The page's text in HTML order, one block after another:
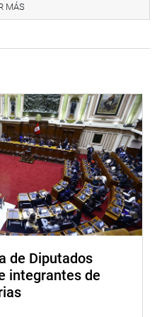
Jerí respondió a las
sostuvo que “tenemos
escrito a la comisión”.
MÁS
de Diputados
integrantes de